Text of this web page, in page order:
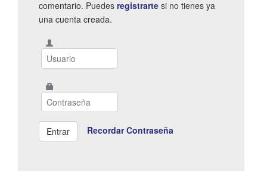
comentario. Puedes registrarte si no tienes ya
una cuenta creada.
Recordar Contraseña